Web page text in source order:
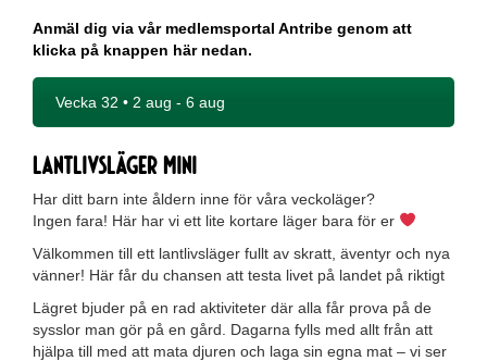
Anmäl dig via vår medlemsportal Antribe genom att
klicka på knappen här nedan.
Vecka 32 • 2 aug - 6 aug
Lantlivsläger mini
Har ditt barn inte åldern inne för våra veckoläger?
Ingen fara! Här har vi ett lite kortare läger bara för er
Välkommen till ett lantlivsläger fullt av skratt, äventyr och nya
vänner! Här får du chansen att testa livet på landet på riktigt
Lägret bjuder på en rad aktiviteter där alla får prova på de
sysslor man gör på en gård. Dagarna fylls med allt från att
hjälpa till med att mata djuren och laga sin egna mat – vi ser